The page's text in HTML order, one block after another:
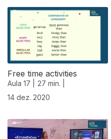
Free time activities
Aula 17 |
27 min. |
14 dez. 2020